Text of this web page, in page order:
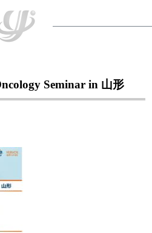
Seminar in 山形